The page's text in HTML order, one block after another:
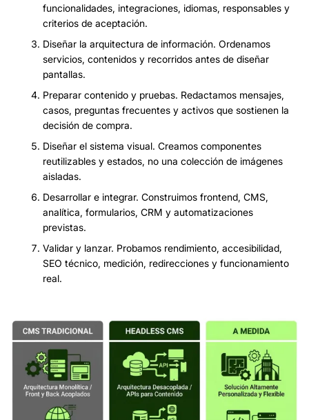
funcionalidades, integraciones, idiomas, responsables y
criterios de aceptación.
Diseñar la arquitectura de información. Ordenamos
servicios, contenidos y recorridos antes de diseñar
pantallas.
Preparar contenido y pruebas. Redactamos mensajes,
casos, preguntas frecuentes y activos que sostienen la
decisión de compra.
Diseñar el sistema visual. Creamos componentes
reutilizables y estados, no una colección de imágenes
aisladas.
Desarrollar e integrar. Construimos frontend, CMS,
analítica, formularios, CRM y automatizaciones
previstas.
Validar y lanzar. Probamos rendimiento, accesibilidad,
SEO técnico, medición, redirecciones y funcionamiento
real.